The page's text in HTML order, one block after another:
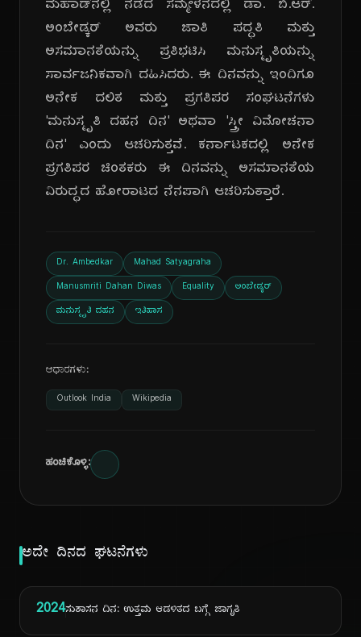
ಮಹಾಡ್‌ನಲ್ಲಿ ನಡೆದ ಸಮ್ಮೇಳನದಲ್ಲಿ ಡಾ. ಬಿ.ಆರ್.
ಅಂಬೇಡ್ಕರ್ ಅವರು ಜಾತಿ ಪದ್ಧತಿ ಮತ್ತು
ಅಸಮಾನತೆಯನ್ನು ಪ್ರತಿಭಟಿಸಿ ಮನುಸ್ಮೃತಿಯನ್ನು
ಸಾರ್ವಜನಿಕವಾಗಿ ದಹಿಸಿದರು. ಈ ದಿನವನ್ನು ಇಂದಿಗೂ
ಅನೇಕ ದಲಿತ ಮತ್ತು ಪ್ರಗತಿಪರ ಸಂಘಟನೆಗಳು
'ಮನುಸ್ಮೃತಿ ದಹನ ದಿನ' ಅಥವಾ 'ಸ್ತ್ರೀ ವಿಮೋಚನಾ
ದಿನ' ಎಂದು ಆಚರಿಸುತ್ತವೆ. ಕರ್ನಾಟಕದಲ್ಲಿ ಅನೇಕ
ಪ್ರಗತಿಪರ ಚಿಂತಕರು ಈ ದಿನವನ್ನು ಅಸಮಾನತೆಯ
ವಿರುದ್ಧದ ಹೋರಾಟದ ನೆನಪಾಗಿ ಆಚರಿಸುತ್ತಾರೆ.
Dr. Ambedkar Mahad Satyagraha
Manusmriti Dahan Diwas Equality ಅಂಬೇಡ್ಕರ್
ಮನುಸ್ಮೃತಿ ದಹನ ಇತಿಹಾಸ
ಆಧಾರಗಳು:
Outlook India Wikipedia
ಹಂಚಿಕೊಳ್ಳಿ:
ಅದೇ ದಿನದ ಘಟನೆಗಳು
2024ಸುಶಾಸನ ದಿನ: ಉತ್ತಮ ಆಡಳಿತದ ಬಗ್ಗೆ ಜಾಗೃತಿ